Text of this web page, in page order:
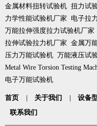
金属材料扭转试验机 扭力试
力学性能试验机厂家
电子拉
万能拉伸强度拉力试验机厂家
拉伸试验拉力机厂家 金属万
压力万能试验机 万能液压试
Metal Wire Torsion Testing
电子万能试验机
首页 关于我们 设备
联系我们